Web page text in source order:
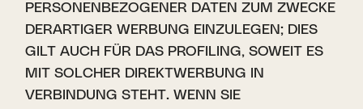
PERSONENBEZOGENER DATEN ZUM ZWECKE
DERARTIGER WERBUNG EINZULEGEN; DIES
GILT AUCH FÜR DAS PROFILING, SOWEIT ES
MIT SOLCHER DIREKTWERBUNG IN
VERBINDUNG STEHT. WENN SIE